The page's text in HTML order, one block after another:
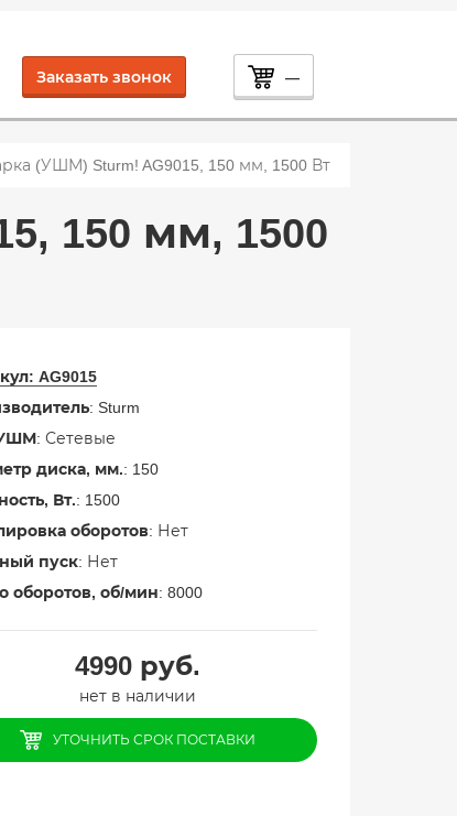
Заказать звонок —
(УШМ) Sturm! AG9015, 150 мм, 1500 Вт
150 мм, 1500
AG9015
: Sturm
: Сетевые
диска, мм.: 150
Вт.: 1500
оборотов: Нет
пуск: Нет
оборотов, об/мин: 8000
4990руб.
нет в наличии
УТОЧНИТЬ СРОК ПОСТАВКИ